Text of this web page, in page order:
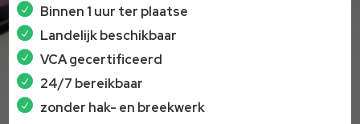
Binnen 1 uur ter plaatse
Landelijk beschikbaar
VCA gecertificeerd
24/7 bereikbaar
zonder hak- en breekwerk